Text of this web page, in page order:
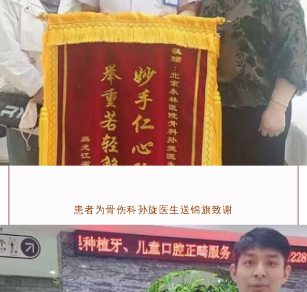
患者为骨伤科孙旋医生送锦旗致谢